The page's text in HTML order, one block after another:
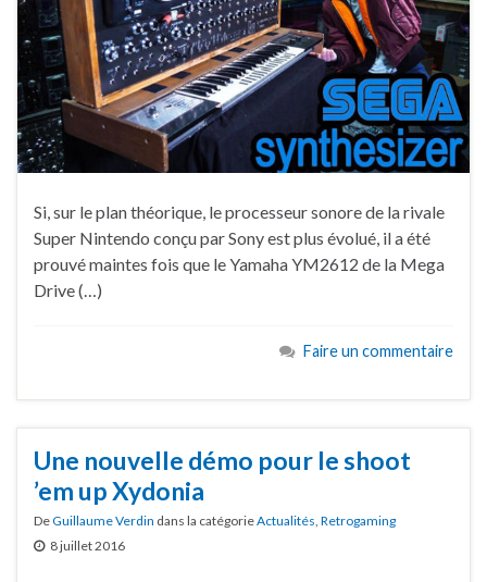
Si, sur le plan théorique, le processeur sonore de la rivale
Super Nintendo conçu par Sony est plus évolué, il a été
prouvé maintes fois que le Yamaha YM2612 de la Mega
Drive (…)
Faire un commentaire
Une nouvelle démo pour le shoot
’em up Xydonia
DeGuillaume Verdin dans la catégorieActualités, Retrogaming
8 juillet 2016